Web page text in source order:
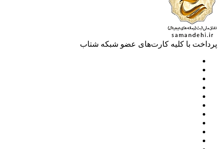
با کلیه کارت‌های عضو شبکه شتاب